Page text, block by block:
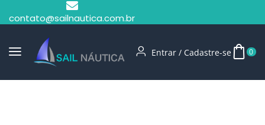
contato@sailnautica.com.br
Entrar / Cadastre-se 0